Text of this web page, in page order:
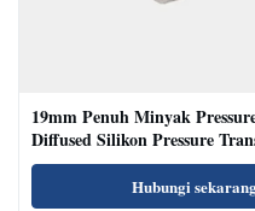
19mm Penuh Minyak
Diffused Silikon Pressure
Oil Test
Hubungi